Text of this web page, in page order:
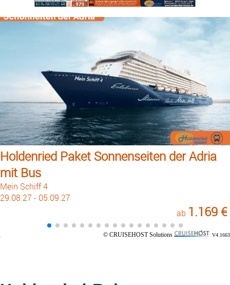
Holdenried Paket Sonnenseiten der Adria
mit Bus
Mein Schiff 4
29.08.27 - 05.09.27
ab 1.169 €
© CRUISEHOST Solutions V4.1663